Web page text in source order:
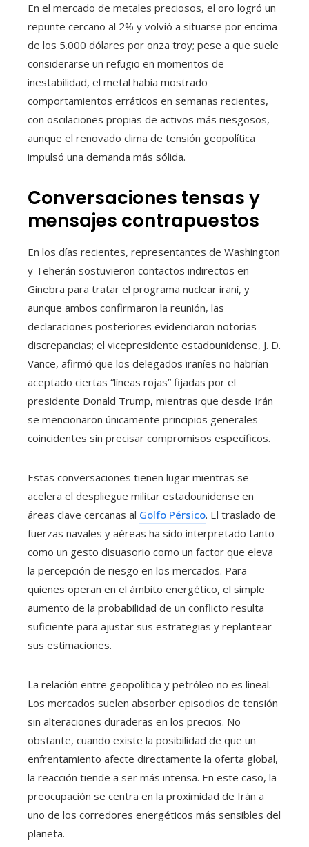
En el mercado de metales preciosos, el oro logró un
repunte cercano al 2% y volvió a situarse por encima
de los 5.000 dólares por onza troy; pese a que suele
considerarse un refugio en momentos de
inestabilidad, el metal había mostrado
comportamientos erráticos en semanas recientes,
con oscilaciones propias de activos más riesgosos,
aunque el renovado clima de tensión geopolítica
impulsó una demanda más sólida.
Conversaciones tensas y
mensajes contrapuestos
En los días recientes, representantes de Washington
y Teherán sostuvieron contactos indirectos en
Ginebra para tratar el programa nuclear iraní, y
aunque ambos confirmaron la reunión, las
declaraciones posteriores evidenciaron notorias
discrepancias; el vicepresidente estadounidense, J. D.
Vance, afirmó que los delegados iraníes no habrían
aceptado ciertas “líneas rojas” fijadas por el
presidente Donald Trump, mientras que desde Irán
se mencionaron únicamente principios generales
coincidentes sin precisar compromisos específicos.
Estas conversaciones tienen lugar mientras se
acelera el despliegue militar estadounidense en
áreas clave cercanas al Golfo Pérsico. El traslado de
fuerzas navales y aéreas ha sido interpretado tanto
como un gesto disuasorio como un factor que eleva
la percepción de riesgo en los mercados. Para
quienes operan en el ámbito energético, el simple
aumento de la probabilidad de un conflicto resulta
suficiente para ajustar sus estrategias y replantear
sus estimaciones.
La relación entre geopolítica y petróleo no es lineal.
Los mercados suelen absorber episodios de tensión
sin alteraciones duraderas en los precios. No
obstante, cuando existe la posibilidad de que un
enfrentamiento afecte directamente la oferta global,
la reacción tiende a ser más intensa. En este caso, la
preocupación se centra en la proximidad de Irán a
uno de los corredores energéticos más sensibles del
planeta.